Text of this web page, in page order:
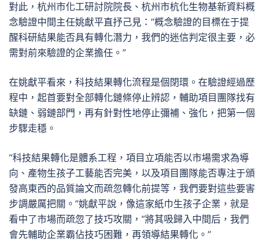
對此，杭州市化工研討院院長、杭州市杭化生物基新資料概
念驗證中間主任姚獻平直抒己見：“概念驗證的目標在于提
醒科研結果能否具有轉化潛力，我們的迷信判定很主要，必
需對前來驗證的企業擔任。”
在姚獻平看來，科技結果轉化流程是個閉環。在驗證經過歷
程中，起首要對全部轉化鏈條停止辨認，輔助項目團隊找有
缺鏈、弱鏈部門，再有針對性地停止彌補、強化，把第一個
步驟走穩。
“科技結果轉化是體系工程，項目立項能否以市場需求為導
向、產物生孩子工藝能否完美，以及項目團隊能否專注于頒
發高東西的品質論文而疏忽轉化前提等，我們要對這些要害
步調嚴厲把關。”姚獻平說，像這家紙巾生孩子企業，就是
看中了市場而疏忽了技巧攻關，“將其吸歸入中間后，我們
會先輔助企業霸佔技巧困難，再領導結果轉化。”